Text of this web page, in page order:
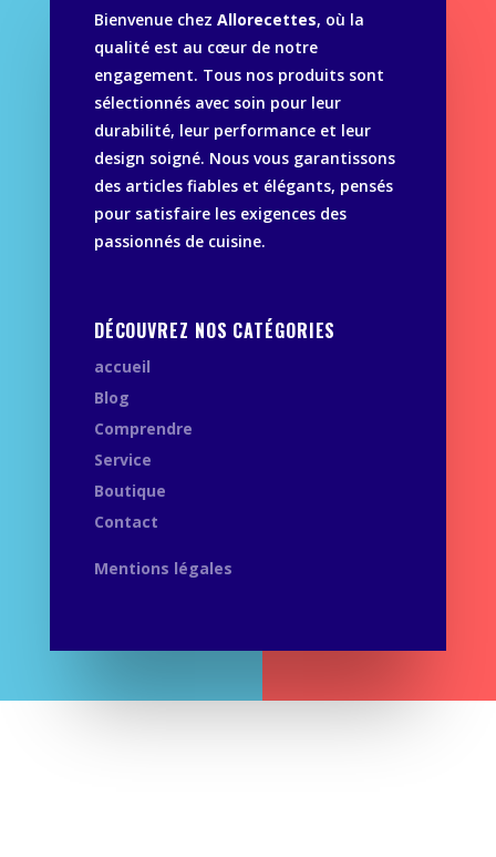
Bienvenue chez Allorecettes, où la
qualité est au cœur de notre
engagement. Tous nos produits sont
sélectionnés avec soin pour leur
durabilité, leur performance et leur
design soigné. Nous vous garantissons
des articles fiables et élégants, pensés
pour satisfaire les exigences des
passionnés de cuisine.
DÉCOUVREZ NOS CATÉGORIES
accueil
Blog
Comprendre
Service
Boutique
Contact
Mentions légales